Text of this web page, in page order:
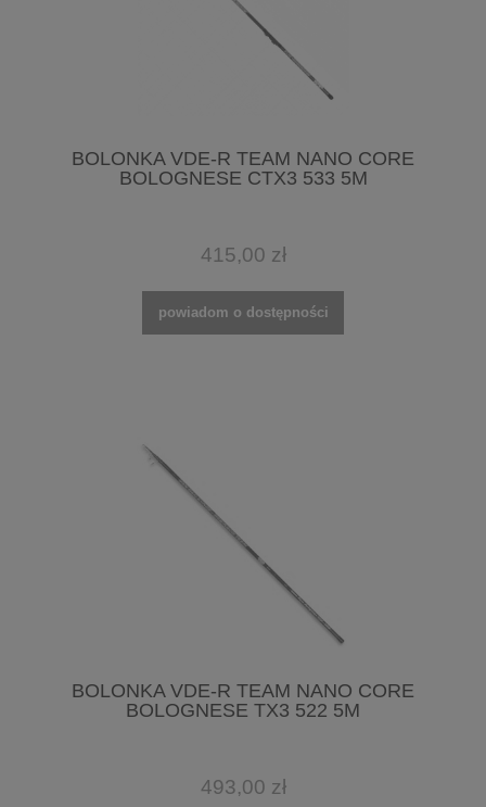
BOLONKA VDE-R TEAM NANO CORE
BOLOGNESE CTX3 533 5M
415,00 zł
powiadom o dostępności
BOLONKA VDE-R TEAM NANO CORE
BOLOGNESE TX3 522 5M
493,00 zł